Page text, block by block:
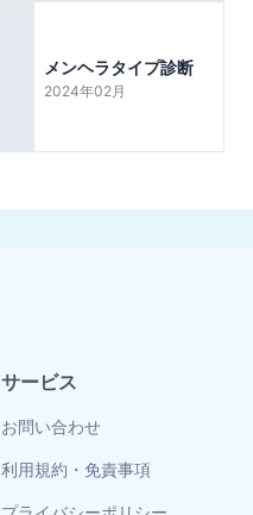
メンヘラタイプ診断
2024年02月
サービス
お問い合わせ
利用規約・免責事項